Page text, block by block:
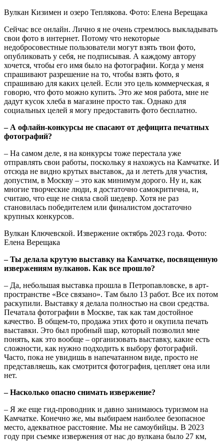
Вулкан Кизимен и озеро Теплякова. Фото: Елена Верещака
Сейчас все онлайн. Лично я не очень стремлюсь выкладывать
свои фото в интернет. Потому что некоторые
недобросовестные пользователи могут взять твои фото,
опубликовать у себя, не подписывая. А каждому автору
хочется, чтобы его имя было на фотографии. Когда у меня
спрашивают разрешение на то, чтобы взять фото, я
спрашиваю для каких целей. Если это цель коммерческая, я
говорю, что фото можно купить. Это же моя работа, мне не
дадут кусок хлеба в магазине просто так. Однако для
социальных целей я могу предоставить фото бесплатно.
– А офлайн-конкурсы не спасают от дефицита печатных
фотографий?
– На самом деле, я на конкурсы тоже перестала уже
отправлять свои работы, поскольку я нахожусь на Камчатке. И
отсюда не видно крутых выставок, да и лететь для участия,
допустим, в Москву – это как минимум дорого. Ну и, как
многие творческие люди, я достаточно самокритична, и,
считаю, что еще не сняла свой шедевр. Хотя не раз
становилась победителем или финалистом достаточно
крупных конкурсов.
Вулкан Ключевской. Извержение октябрь 2023 года. Фото:
Елена Верещака
– Ты делала крутую выставку на Камчатке, посвященную
извержениям вулканов. Как все прошло?
– Да, небольшая выставка прошла в Петропавловске, в арт-
пространстве «Все связано». Там было 13 работ. Все их потом
раскупили. Выставку я делала полностью на свои средства.
Печатала фотографии в Москве, так как там достойное
качество. В общем-то, продажа этих фото и окупила печать
выставки. Это был пробный шар, который позволил мне
понять, как это вообще – организовать выставку, какие есть
сложности, как нужно подходить к выбору фотографий.
Часто, пока не увидишь в напечатанном виде, просто не
представляешь, как смотрится фотография, цепляет она или
нет.
– Насколько опасно снимать извержение?
– Я же еще гид-проводник и давно занимаюсь туризмом на
Камчатке. Конечно же, мы выбираем наиболее безопасное
место, адекватное расстояние. Мы не самоубийцы. В 2023
году при съемке извержения от нас до вулкана было 27 км,